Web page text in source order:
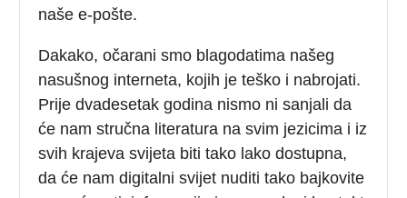
naše e-pošte.
Dakako, očarani smo blagodatima našeg
nasušnog interneta, kojih je teško i nabrojati.
Prije dvadesetak godina nismo ni sanjali da
će nam stručna literatura na svim jezicima i iz
svih krajeva svijeta biti tako lako dostupna,
da će nam digitalni svijet nuditi tako bajkovite